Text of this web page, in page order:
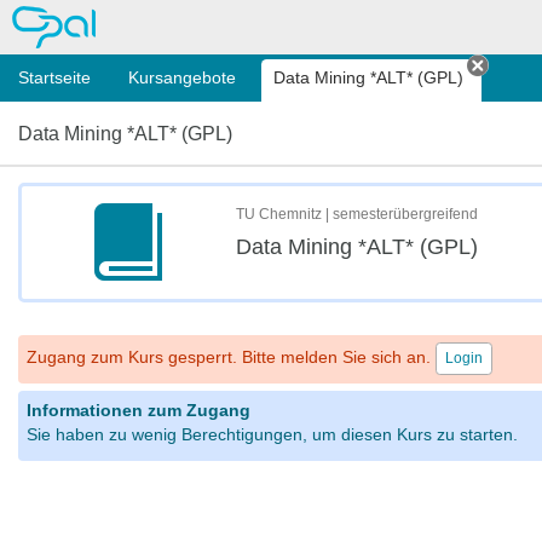
OPAL
Startseite Kursangebote Data Mining *ALT* (GPL)
Tab
Data Mining *ALT* (GPL)
TU Chemnitz | semesterübergreifend
Data Mining *ALT* (GPL)
Zugang zum Kurs gesperrt. Bitte melden Sie sich an. Login
Informationen zum Zugang
Sie haben zu wenig Berechtigungen, um diesen Kurs zu starten.